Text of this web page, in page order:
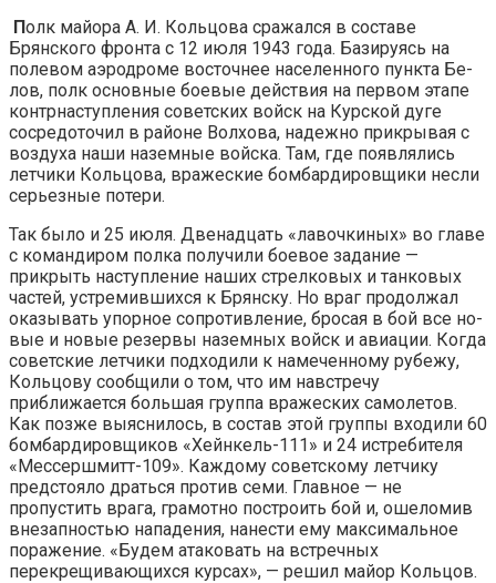
Полк майора А. И. Кольцова сражался в составе
Брянского фронта с 12 июля 1943 года. Базируясь на
полевом аэродроме восточнее населенного пункта Бе­
лов, полк основные боевые действия на первом этапе
контрнаступления советских войск на Курской дуге
сосредоточил в районе Волхова, надежно прикрывая с
воз­духа наши наземные войска. Там, где появлялись
лет­чики Кольцова, вражеские бомбардировщики несли
серьезные потери.
Так было и 25 июля. Двенадцать «лавочкиных» во главе
с командиром полка получили боевое задание —
прикрыть наступление наших стрелковых и танковых
ча­стей, устремившихся к Брянску. Но враг продолжал
оказывать упорное сопротивление, бросая в бой все но­
вые и новые резервы наземных войск и авиации. Ког­да
советские летчики подходили к намеченному рубе­жу,
Кольцову сообщили о том, что им навстречу
приближается большая группа вражеских самолетов.
Как позже выяснилось, в состав этой группы входили 60
бом­бардировщиков «Хейнкель-111» и 24 истребителя
«Мессершмитт-109». Каждому советскому летчику
предсто­яло драться против семи. Главное — не
пропустить вра­га, грамотно построить бой и, ошеломив
внезапностью нападения, нанести ему максимальное
поражение. «Бу­дем атаковать на встречных
перекрещивающихся курсах», — решил майор Кольцов.